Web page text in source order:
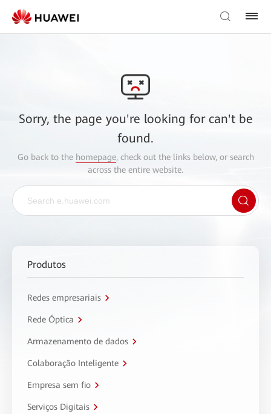
Sorry, the page you're looking for can't be
found.
Go back to the homepage, check out the links below, or search
across the entire website.
Produtos
Redes empresariais
Rede Óptica
Armazenamento de dados
Colaboração Inteligente
Empresa sem fio
Serviços Digitais